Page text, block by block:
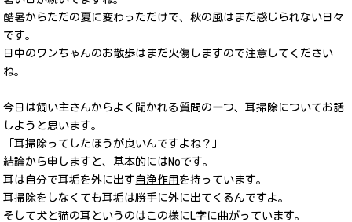
酷暑からただの夏に変わっただけで、秋の風はまだ感じられない日々
です。
日中のワンちゃんのお散歩はまだ火傷しますので注意してください
ね。
今日は飼い主さんからよく聞かれる質問の一つ、耳掃除についてお話
しようと思います。
「耳掃除ってしたほうが良いんですよね？」
結論から申しますと、基本的にはNoです。
耳は自分で耳垢を外に出す自浄作用 を持っています。
耳掃除をしなくても耳垢は勝手に外に出てくるんですよ。
そして犬と猫の耳というのはこの様にL字に曲がっています。